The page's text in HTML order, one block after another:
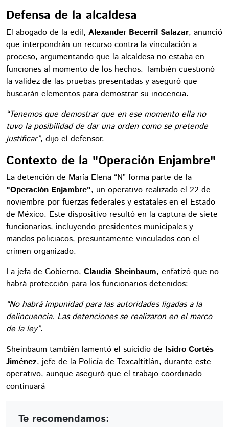
Defensa de la alcaldesa
El abogado de la edil, Alexander Becerril Salazar, anunció
que interpondrán un recurso contra la vinculación a
proceso, argumentando que la alcaldesa no estaba en
funciones al momento de los hechos. También cuestionó
la validez de las pruebas presentadas y aseguró que
buscarán elementos para demostrar su inocencia.
“Tenemos que demostrar que en ese momento ella no
tuvo la posibilidad de dar una orden como se pretende
justificar”, dijo el defensor.
Contexto de la "Operación Enjambre"
La detención de María Elena “N” forma parte de la
"Operación Enjambre", un operativo realizado el 22 de
noviembre por fuerzas federales y estatales en el Estado
de México. Este dispositivo resultó en la captura de siete
funcionarios, incluyendo presidentes municipales y
mandos policiacos, presuntamente vinculados con el
crimen organizado.
La jefa de Gobierno, Claudia Sheinbaum, enfatizó que no
habrá protección para los funcionarios detenidos:
“No habrá impunidad para las autoridades ligadas a la
delincuencia. Las detenciones se realizaron en el marco
de la ley”.
Sheinbaum también lamentó el suicidio de Isidro Cortés
Jiménez, jefe de la Policía de Texcaltitlán, durante este
operativo, aunque aseguró que el trabajo coordinado
continuará
Te recomendamos: